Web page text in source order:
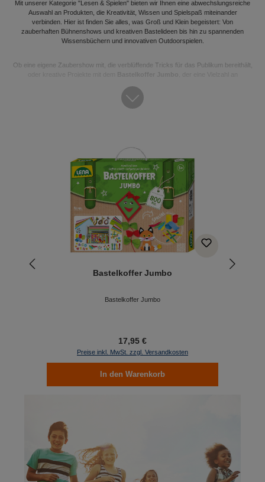
Mit unserer Kategorie "Lesen & Spielen" bieten wir Ihnen eine abwechslungsreiche
Auswahl an Produkten, die Kreativität, Wissen und Spielspaß miteinander
verbinden. Hier ist finden Sie alles, was Groß und Klein begeistert: Von
zauberhaften Bühnenshows und kreativen Bastelideen bis hin zu spannenden
Wissensbüchern und innovativen Outdoorspielen.
Ob eine eigene Zaubershow mit, die verblüffende Tricks für das Publikum bereithält,
ermöglicht es, eigene kleine Filme zu gestalten und die Welt der
Animation zu erkunden.
mit skurrilen Fakten und unterhaltsamen Details überrascht.
Sportliche Highlights wie das Roundnet Setoder dasStreet Racket Set
jede Menge Spaß im Freien und fördern den Teamgeist. Für gesellige Abende bietet
das Gesellschaftsspiel
"Stadt Land Vollpfosten"eine unterhaltsame Möglichkeit,
Wissen und Kreativität auf die Probe zu stellen.
Ob drinnen oder draußen, allein oder gemeinsam – die Kategorie "Lesen & Spielen"
bietet Produkte, die für Abwechslung und Unterhaltung in jeder Situation sorgen.
Inspiration und Freude sind garantiert!
Show more
Bastelkoffer Jumbo
Bastelkoffer Jumbo
17,95 €
Preise inkl. MwSt. zzgl. Versandkosten
In den Warenkorb